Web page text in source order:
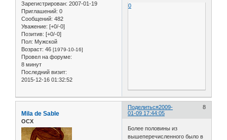
Зарегистрирован: 2007-01-19
Приглашений: 0
Сообщений: 482
Уважение: [+0/-0]
Позитив: [+0/-0]
Пол: Мужской
Возраст: 46 [1979-10-16]
Провел на форуме:
8 минут
Последний визит:
2015-12-16 01:32:52
0
Поделиться 8
2009-
01-09 17:44:05
Mila de Sable
ОСХ
Более половины из
вышеперечисленного было в